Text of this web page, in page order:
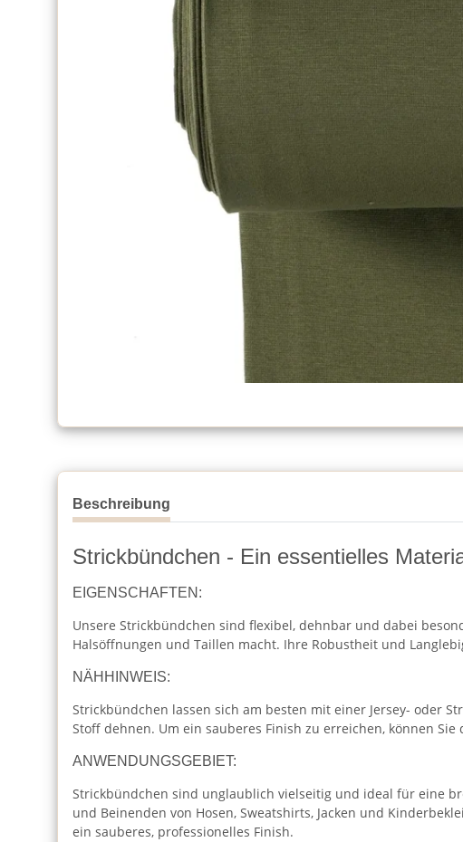
Beschreibung
Strickbündchen - Ein essentielles
EIGENSCHAFTEN:
Unsere Strickbündchen sind flexibel, dehnbar und dabei
Halsöffnungen und Taillen macht. Ihre Robustheit und
NÄHHINWEIS:
Strickbündchen lassen sich am besten mit einer Jersey- oder
Stoff dehnen. Um ein sauberes Finish zu erreichen, können
ANWENDUNGSGEBIET:
Strickbündchen sind unglaublich vielseitig und ideal für eine
und Beinenden von Hosen, Sweatshirts, Jacken und
ein sauberes, professionelles Finish.